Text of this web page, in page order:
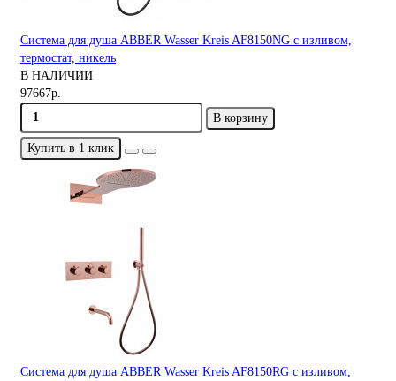
Система для душа ABBER Wasser Kreis AF8150NG с изливом,
термостат, никель
В НАЛИЧИИ
97667р.
В корзину
Купить в 1 клик
Система для душа ABBER Wasser Kreis AF8150RG с изливом,